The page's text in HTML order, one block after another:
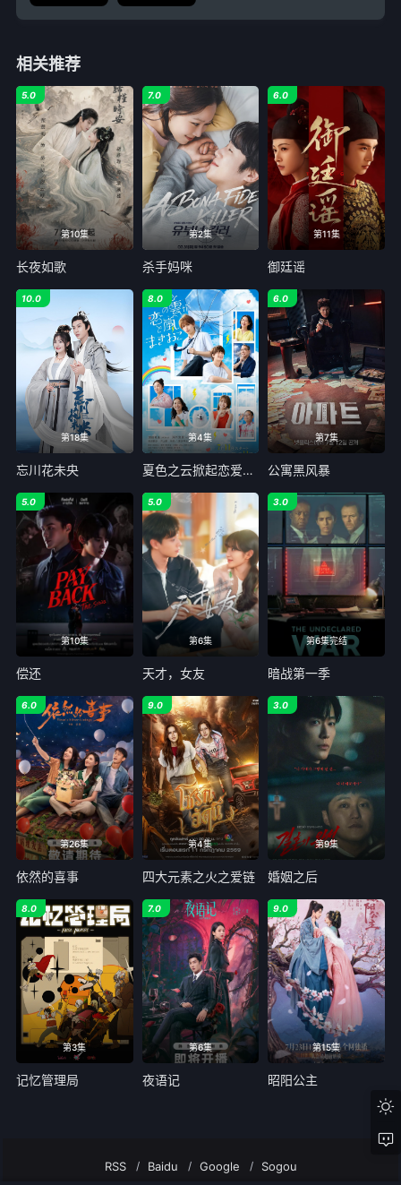
相关推荐
第10集
5.0
长夜如歌
第2集
7.0
杀手妈咪
第11集
6.0
御廷谣
第18集
10.0
忘川花未央
第4集
8.0
夏色之云掀起恋爱与风暴
第7集
6.0
公寓黑风暴
第10集
5.0
偿还
第6集
5.0
天才，女友
第6集完结
3.0
暗战第一季
第26集
6.0
依然的喜事
第4集
9.0
四大元素之火之爱链
第9集
3.0
婚姻之后
第3集
8.0
记忆管理局
第6集
7.0
夜语记
第15集
9.0
昭阳公主
RSS Baidu Google Sogou